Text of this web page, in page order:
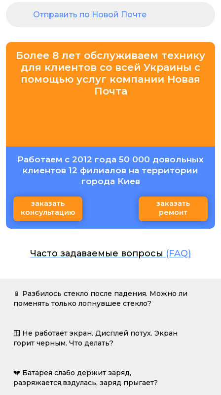
Отправить по Новой Почте
Более 8 лет обслуживаем технику
для клиентов со всей Украины с
помощью услуг компании Новая
Почта
Работаем с 2012 года 50 000 довольных
клиентов 12 филиалов на территории
города Киев
заказать
консультацию
заказать
ремонт
Часто задаваемые вопросы (FAQ)
📱 Разбилось стекло после падения. Можно ли
поменять только лопнувшее стекло?
🪟 Не работает экран. Дисплей потух. Экран
горит черным. Что делать?
💔 Батарея слабо держит заряд,
разряжается,вздулась, заряд прыгает?